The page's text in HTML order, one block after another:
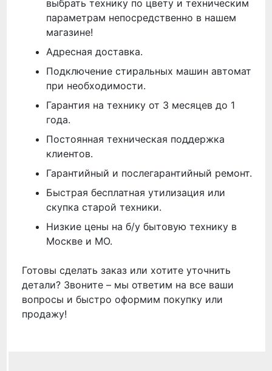
выбрать технику по цвету и техническим
параметрам непосредственно в нашем
магазине!
Адресная доставка.
Подключение стиральных машин автомат
при необходимости.
Гарантия на технику от 3 месяцев до 1
года.
Постоянная техническая поддержка
клиентов.
Гарантийный и послегарантийный ремонт.
Быстрая бесплатная утилизация или
скупка старой техники.
Низкие цены на б/у бытовую технику в
Москве и МО.
Готовы сделать заказ или хотите уточнить
детали? Звоните – мы ответим на все ваши
вопросы и быстро оформим покупку или
продажу!